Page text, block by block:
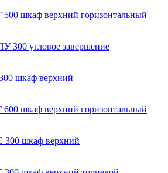
шкаф верхний горизонтальный
300 угловое завершение
шкаф верхний
шкаф верхний горизонтальный
шкаф верхний